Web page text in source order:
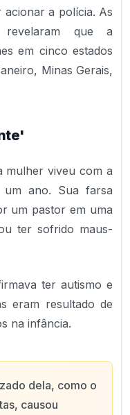
a polícia. As
revelaram que a
em cinco estados
Minas Gerais,
mulher viveu com a
ano. Sua farsa
um pastor em uma
ter sofrido maus-
ter autismo e
eram resultado de
na infância.
dela, como o
causou